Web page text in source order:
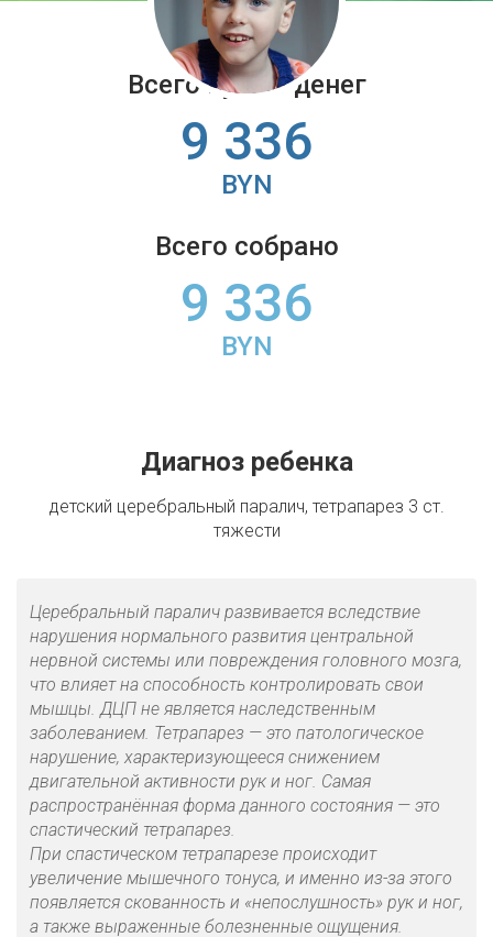
Всего нужно денег
9 336
BYN
Всего собрано
9 336
BYN
Диагноз ребенка
детский церебральный паралич, тетрапарез 3 ст.
тяжести
Церебральный паралич развивается вследствие
нарушения нормального развития центральной
нервной системы или повреждения головного мозга,
что влияет на способность контролировать свои
мышцы. ДЦП не является наследственным
заболеванием. Тетрапарез — это патологическое
нарушение, характеризующееся снижением
двигательной активности рук и ног. Самая
распространённая форма данного состояния — это
спастический тетрапарез.
При спастическом тетрапарезе происходит
увеличение мышечного тонуса, и именно из-за этого
появляется скованность и «непослушность» рук и ног,
а также выраженные болезненные ощущения.